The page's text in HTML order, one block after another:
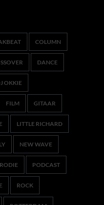
COLUMN
DANCE
OKKIE
FILM GITAAR
LITTLE RICHARD
NEW WAVE
PODCAST
ROCK